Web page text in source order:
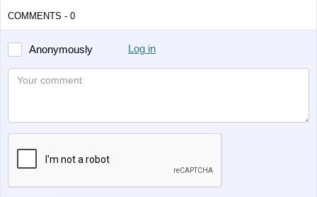
COMMENTS - 0
Anonymously Log in